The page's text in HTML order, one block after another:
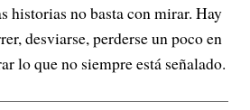
historias no basta con mirar. Hay
desviarse, perderse un poco en
lo que no siempre está señalado.